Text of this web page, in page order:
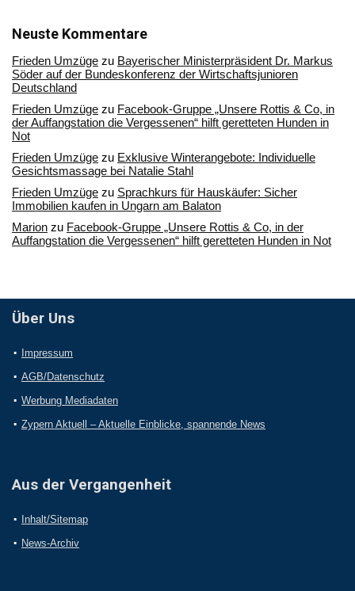
Archiv
Neuste Kommentare
Frieden Umzüge zu Bayerischer Ministerpräsident Dr. Markus
Söder auf der Bundeskonferenz der Wirtschaftsjunioren
Deutschland
Frieden Umzüge zu Facebook-Gruppe „Unsere Rottis & Co, in
der Auffangstation die Vergessenen“ hilft geretteten Hunden in
Not
Frieden Umzüge zu Exklusive Winterangebote: Individuelle
Gesichtsmassage bei Natalie Stahl
Frieden Umzüge zu Sprachkurs für Hauskäufer: Sicher
Immobilien kaufen in Ungarn am Balaton
Marion zu Facebook-Gruppe „Unsere Rottis & Co, in der
Auffangstation die Vergessenen“ hilft geretteten Hunden in Not
Über Uns
Impressum
AGB/Datenschutz
Werbung Mediadaten
Zypern Aktuell – Aktuelle Einblicke, spannende News
Aus der Vergangenheit
Inhalt/Sitemap
News-Archiv